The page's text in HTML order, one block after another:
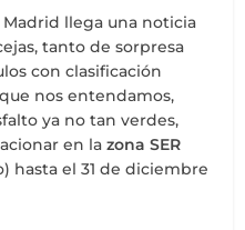
llega una noticia
tanto de sorpresa
con clasificación
nos entendamos,
ya no tan verdes,
en lazona SER
hasta el 31 de diciembre